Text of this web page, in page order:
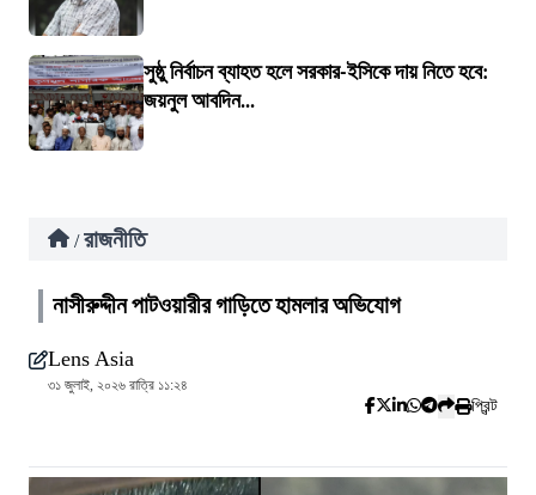
সুষ্ঠু নির্বাচন ব্যাহত হলে সরকার-ইসিকে দায় নিতে হবে:
জয়নুল আবদিন...
/ রাজনীতি
নাসীরুদ্দীন পাটওয়ারীর গাড়িতে হামলার অভিযোগ
Lens Asia
৩১ জুলাই, ২০২৬ রাত্রি ১১:২৪
প্রিন্ট